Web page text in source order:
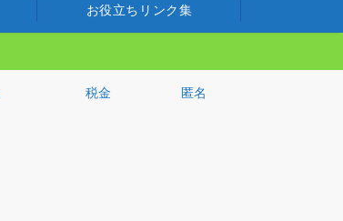
お役立ちリンク集
税金 匿名